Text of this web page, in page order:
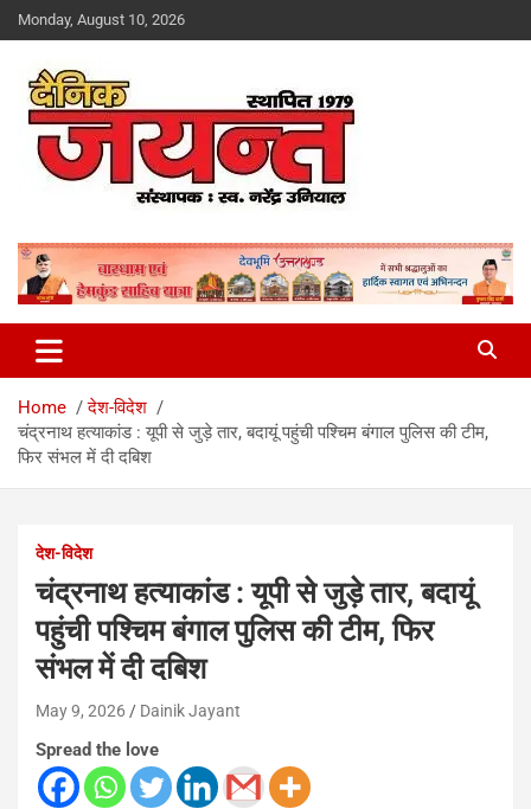
Skip
to
Monday, August 10, 2026
Dainik Jayant
Home
देश-विदेश
चंद्रनाथ हत्याकांड : यूपी से जुड़े तार, बदायूं पहुंची पश्चिम बंगाल पुलिस की टीम,
फिर संभल में दी दबिश
देश-विदेश
चंद्रनाथ हत्याकांड : यूपी से जुड़े तार, बदायूं
पहुंची पश्चिम बंगाल पुलिस की टीम, फिर
संभल में दी दबिश
May 9, 2026 Dainik Jayant
Spread the love